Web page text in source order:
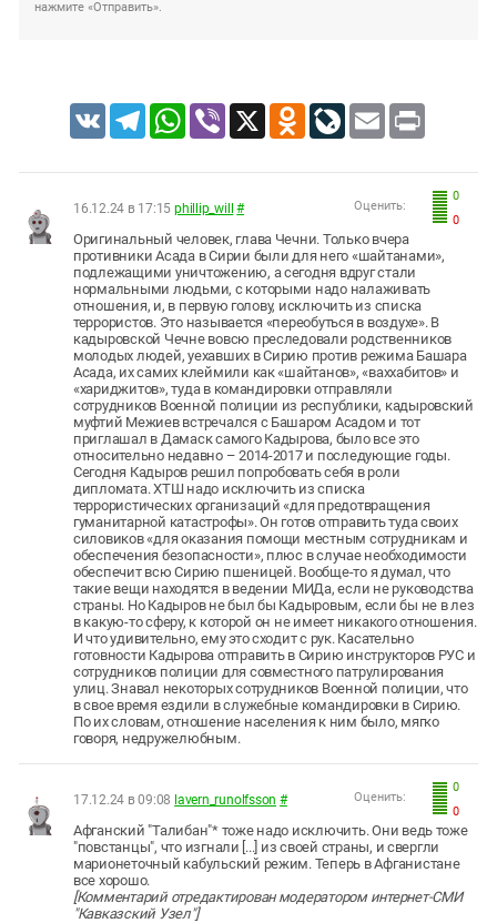
нажмите «Отправить».
VK TelegramWhatsApp
Viber X Odnoklassniki
LiveJournal
Email Print
0
0
Оценить:
16.12.24 в 17:15 phillip_will #
Оригинальный человек, глава Чечни. Только вчера
противники Асада в Сирии были для него «шайтанами»,
подлежащими уничтожению, а сегодня вдруг стали
нормальными людьми, с которыми надо налаживать
отношения, и, в первую голову, исключить из списка
террористов. Это называется «переобуться в воздухе». В
кадыровской Чечне вовсю преследовали родственников
молодых людей, уехавших в Сирию против режима Башара
Асада, их самих клеймили как «шайтанов», «ваххабитов» и
«хариджитов», туда в командировки отправляли
сотрудников Военной полиции из республики, кадыровский
муфтий Межиев встречался с Башаром Асадом и тот
приглашал в Дамаск самого Кадырова, было все это
относительно недавно – 2014-2017 и последующие годы.
Сегодня Кадыров решил попробовать себя в роли
дипломата. ХТШ надо исключить из списка
террористических организаций «для предотвращения
гуманитарной катастрофы». Он готов отправить туда своих
силовиков «для оказания помощи местным сотрудникам и
обеспечения безопасности», плюс в случае необходимости
обеспечит всю Сирию пшеницей. Вообще-то я думал, что
такие вещи находятся в ведении МИДа, если не руководства
страны. Но Кадыров не был бы Кадыровым, если бы не в лез
в какую-то сферу, к которой он не имеет никакого отношения.
И что удивительно, ему это сходит с рук. Касательно
готовности Кадырова отправить в Сирию инструкторов РУС и
сотрудников полиции для совместного патрулирования
улиц. Знавал некоторых сотрудников Военной полиции, что
в свое время ездили в служебные командировки в Сирию.
По их словам, отношение населения к ним было, мягко
говоря, недружелюбным.
0
0
Оценить:
17.12.24 в 09:08 lavern_runolfsson #
Афганский "Талибан"* тоже надо исключить. Они ведь тоже
"повстанцы", что изгнали [...] из своей страны, и свергли
марионеточный кабульский режим. Теперь в Афганистане
все хорошо.
[Комментарий отредактирован модератором интернет-СМИ
"Кавказский Узел"]